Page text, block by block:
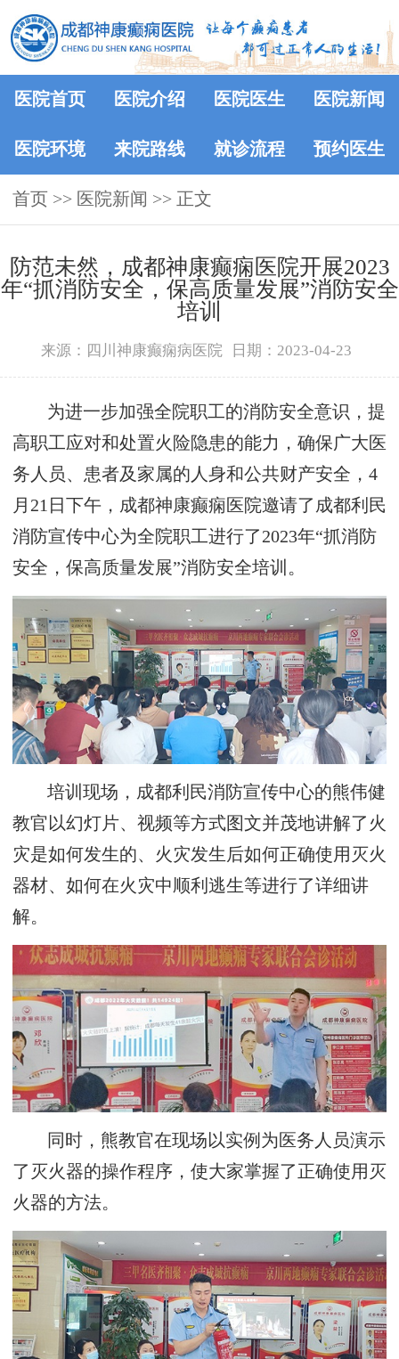
医院首页 医院介绍 医院医生 医院新闻
医院环境 来院路线 就诊流程 预约医生
首页 >> 医院新闻 >> 正文
防范未然，成都神康癫痫医院开展2023
年“抓消防安全，保高质量发展”消防安全
培训
来源：四川神康癫痫病医院 日期：2023-04-23
为进一步加强全院职工的消防安全意识，提
高职工应对和处置火险隐患的能力，确保广大医
务人员、患者及家属的人身和公共财产安全，4
月21日下午，成都神康癫痫医院邀请了成都利民
消防宣传中心为全院职工进行了2023年“抓消防
安全，保高质量发展”消防安全培训。
培训现场，成都利民消防宣传中心的熊伟健
教官以幻灯片、视频等方式图文并茂地讲解了火
灾是如何发生的、火灾发生后如何正确使用灭火
器材、如何在火灾中顺利逃生等进行了详细讲
解。
同时，熊教官在现场以实例为医务人员演示
了灭火器的操作程序，使大家掌握了正确使用灭
火器的方法。